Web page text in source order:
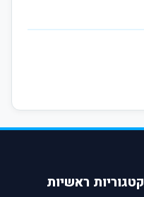
קטגוריות ראשיות